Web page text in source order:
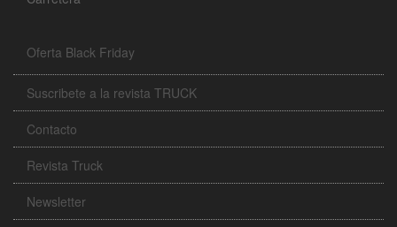
Oferta Black Friday
Suscribete a la revista TRUCK
Contacto
Revista Truck
Newsletter